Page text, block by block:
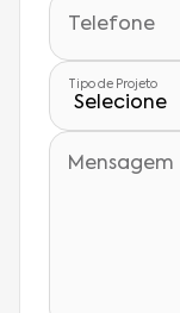
Telefone
Tipo de Projeto
Mensagem